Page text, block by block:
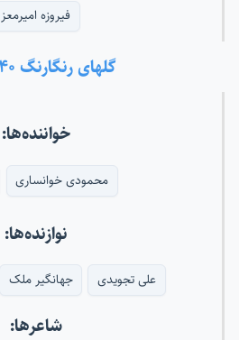
فیروزه امیرمعز
گلهای رنگارنگ ۵۴۰ - نوا
خواننده‌ها:
محمودی خوانساری
نوازنده‌ها:
علی تجویدی جهانگیر ملک
شاعرها: